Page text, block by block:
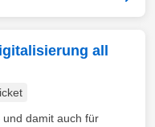
all
damit auch für